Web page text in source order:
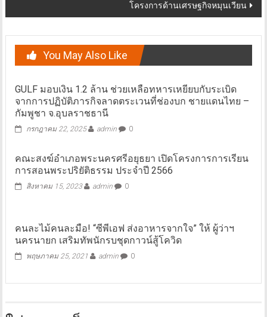
โครงการด้านเศรษฐกิจหมุนเวียน
You May Also Like
GULF มอบเงิน 1.2 ล้าน ช่วยเหลือทหารเหยียบกับระเบิด
จากการปฏิบัติภารกิจลาดตระเวนที่ช่องบก ชายแดนไทย –
กัมพูชา จ.อุบลราชธานี
กรกฎาคม 22, 2025 admin 0
คณะสงฆ์อำเภอพระนครศรีอยุธยา เปิดโครงการการเรียน
การสอนพระปริยัติธรรม ประจำปี 2566
สิงหาคม 15, 2023 admin 0
คนละไม้คนละมือ! “ซีพีเอฟ ส่งอาหารจากใจ” ให้ ผู้ว่าฯ
นครนายก เสริมทัพนักรบชุดกาวน์สู้โควิด
พฤษภาคม 25, 2021 admin 0